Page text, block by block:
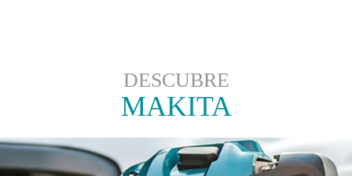
DESCUBRE
MAKITA